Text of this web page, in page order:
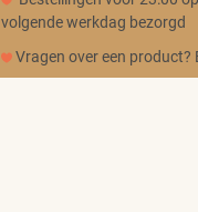
volgende werkdag bezorgd
Vragen over een product?